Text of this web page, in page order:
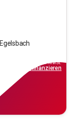
inkl.MwSt.
finanzieren